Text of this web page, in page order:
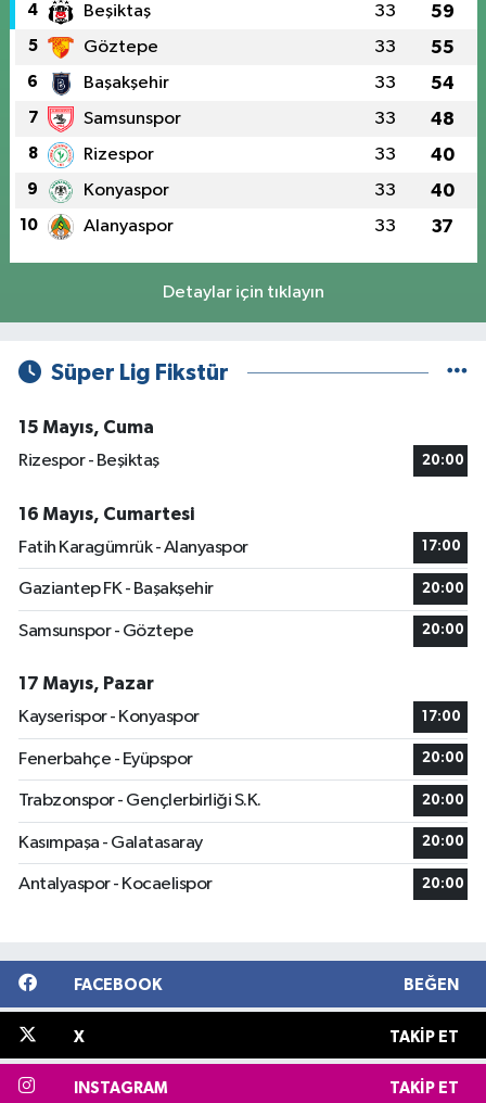
4 Beşiktaş 33 59
5 Göztepe 33 55
6 Başakşehir 33 54
7 Samsunspor 33 48
8 Rizespor 33 40
9 Konyaspor 33 40
10 Alanyaspor 33 37
Detaylar için tıklayın
Süper Lig Fikstür
15 Mayıs, Cuma
Rizespor - Beşiktaş
20:00
16 Mayıs, Cumartesi
Fatih Karagümrük - Alanyaspor
17:00
Gaziantep FK - Başakşehir 20:00
Samsunspor - Göztepe 20:00
17 Mayıs, Pazar
Kayserispor - Konyaspor
17:00
Fenerbahçe - Eyüpspor 20:00
Trabzonspor - Gençlerbirliği S.K. 20:00
Kasımpaşa - Galatasaray 20:00
Antalyaspor - Kocaelispor 20:00
FACEBOOK BEĞEN
X TAKIP ET
INSTAGRAM TAKIP ET